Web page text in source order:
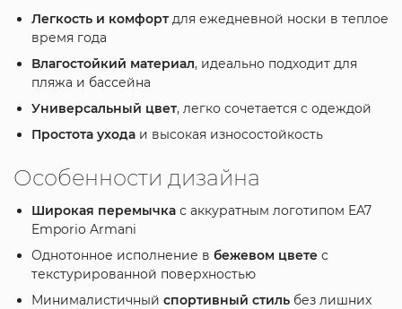
Легкость и комфортдля ежедневной носки в теплое
время года
Влагостойкий материал, идеально подходит для
пляжа и бассейна
Универсальный цвет, легко сочетается с одеждой
Простота уходаи высокая износостойкость
Особенности дизайна
Широкая перемычкас аккуратным логотипом EA7
Emporio Armani
Однотонное исполнение в бежевом цветес
текстурированной поверхностью
Минималистичный спортивный стильбез лишних